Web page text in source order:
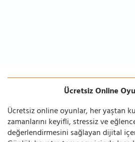
Ücretsiz Online
Ücretsiz online oyunlar, her yaştan
zamanlarını keyifli, stressiz ve
değerlendirmesini sağlayan dijital